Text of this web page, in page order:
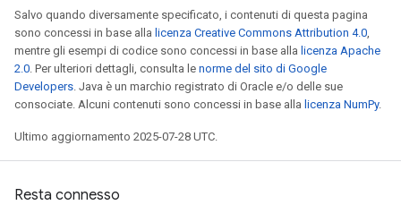
Salvo quando diversamente specificato, i contenuti di questa pagina
sono concessi in base alla licenza Creative Commons Attribution 4.0,
mentre gli esempi di codice sono concessi in base alla licenza Apache
2.0. Per ulteriori dettagli, consulta le norme del sito di Google
Developers. Java è un marchio registrato di Oracle e/o delle sue
consociate. Alcuni contenuti sono concessi in base alla licenza NumPy.
Ultimo aggiornamento 2025-07-28 UTC.
Resta connesso